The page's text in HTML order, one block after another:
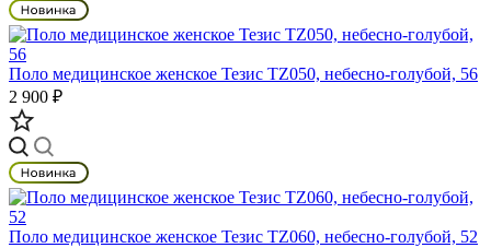
Поло медицинское женское Тезис TZ050, небесно-голубой, 56
2 900 ₽
Поло медицинское женское Тезис TZ060, небесно-голубой, 52